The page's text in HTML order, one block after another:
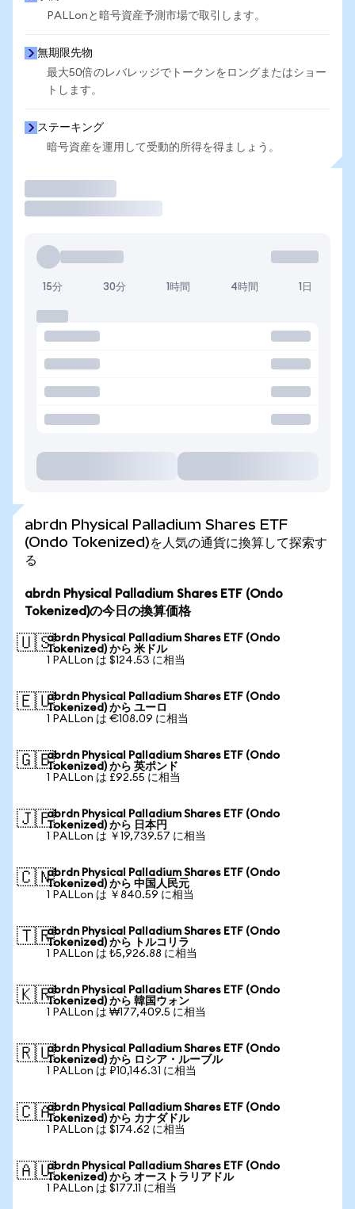
PALLonと暗号資産予測市場で取引します。
無期限先物
最大50倍のレバレッジでトークンをロングまたはショー
トします。
ステーキング
暗号資産を運用して受動的所得を得ましょう。
15分 30分 1時間 4時間 1日
abrdn Physical Palladium Shares ETF
(Ondo Tokenized)を人気の通貨に換算して探索す
る
abrdn Physical Palladium Shares ETF (Ondo
Tokenized)の今日の換算価格
🇺🇸abrdn Physical Palladium Shares ETF (Ondo
Tokenized) から 米ドル
1 PALLon は $124.53 に相当
🇪🇺abrdn Physical Palladium Shares ETF (Ondo
Tokenized) から ユーロ
1 PALLon は €108.09 に相当
🇬🇧abrdn Physical Palladium Shares ETF (Ondo
Tokenized) から 英ポンド
1 PALLon は £92.55 に相当
🇯🇵abrdn Physical Palladium Shares ETF (Ondo
Tokenized) から 日本円
1 PALLon は ￥19,739.57 に相当
🇨🇳abrdn Physical Palladium Shares ETF (Ondo
Tokenized) から 中国人民元
1 PALLon は ￥840.59 に相当
🇹🇷abrdn Physical Palladium Shares ETF (Ondo
Tokenized) から トルコリラ
1 PALLon は ₺5,926.88 に相当
🇰🇷abrdn Physical Palladium Shares ETF (Ondo
Tokenized) から 韓国ウォン
1 PALLon は ₩177,409.5 に相当
🇷🇺abrdn Physical Palladium Shares ETF (Ondo
Tokenized) から ロシア・ルーブル
1 PALLon は ₽10,146.31 に相当
🇨🇦abrdn Physical Palladium Shares ETF (Ondo
Tokenized) から カナダドル
1 PALLon は $174.62 に相当
🇦🇺abrdn Physical Palladium Shares ETF (Ondo
Tokenized) から オーストラリアドル
1 PALLon は $177.11 に相当